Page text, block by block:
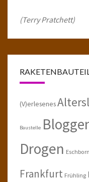
(Terry Pratchett)
(V)erlesenes
Baustelle
Drogen Eschborn
Frankfurt Frühling